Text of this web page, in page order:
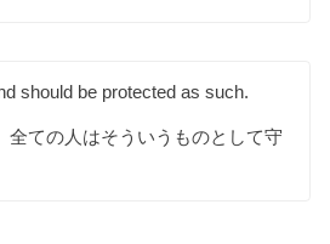
should be protected as such.
全ての人はそういうものとして守